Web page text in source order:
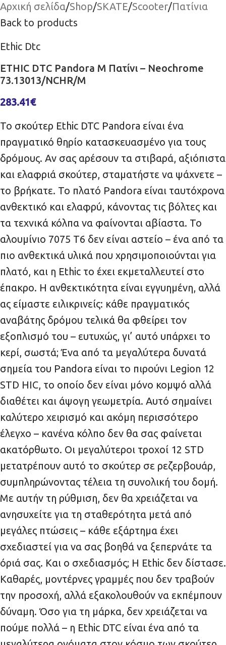
Αρχική σελίδα/Shop/SKATE/Scooter/Πατίνια
Back to products
Ethic Dtc
ETHIC DTC Pandora M Πατίνι – Neochrome
73.13013/NCHR/M
283.41€
Το σκούτερ Ethic DTC Pandora είναι ένα
πραγματικό θηρίο κατασκευασμένο για τους
δρόμους. Αν σας αρέσουν τα στιβαρά, αξιόπιστα
και ελαφριά σκούτερ, σταματήστε να ψάχνετε –
το βρήκατε. Το πλατό Pandora είναι ταυτόχρονα
ανθεκτικό και ελαφρύ, κάνοντας τις βόλτες και
τα τεχνικά κόλπα να φαίνονται αβίαστα. Το
αλουμίνιο 7075 T6 δεν είναι αστείο – ένα από τα
πιο ανθεκτικά υλικά που χρησιμοποιούνται για
πλατό, και η Ethic το έχει εκμεταλλευτεί στο
έπακρο. Η ανθεκτικότητα είναι εγγυημένη, αλλά
ας είμαστε ειλικρινείς: κάθε πραγματικός
αναβάτης δρόμου τελικά θα φθείρει τον
εξοπλισμό του – ευτυχώς, γι’ αυτό υπάρχει το
κερί, σωστά; Ένα από τα μεγαλύτερα δυνατά
σημεία του Pandora είναι το πιρούνι Legion 12
STD HIC, το οποίο δεν είναι μόνο κομψό αλλά
διαθέτει και άψογη γεωμετρία. Αυτό σημαίνει
καλύτερο χειρισμό και ακόμη περισσότερο
έλεγχο – κανένα κόλπο δεν θα σας φαίνεται
ακατόρθωτο. Οι μεγαλύτεροι τροχοί 12 STD
μετατρέπουν αυτό το σκούτερ σε ρεζερβουάρ,
συμπληρώνοντας τέλεια τη συνολική του δομή.
Με αυτήν τη ρύθμιση, δεν θα χρειάζεται να
ανησυχείτε για τη σταθερότητα μετά από
μεγάλες πτώσεις – κάθε εξάρτημα έχει
σχεδιαστεί για να σας βοηθά να ξεπερνάτε τα
όριά σας. Και ο σχεδιασμός; Η Ethic δεν δίστασε.
Καθαρές, μοντέρνες γραμμές που δεν τραβούν
την προσοχή, αλλά εξακολουθούν να εκπέμπουν
δύναμη. Όσο για τη μάρκα, δεν χρειάζεται να
πούμε πολλά – η Ethic DTC είναι ένα από τα